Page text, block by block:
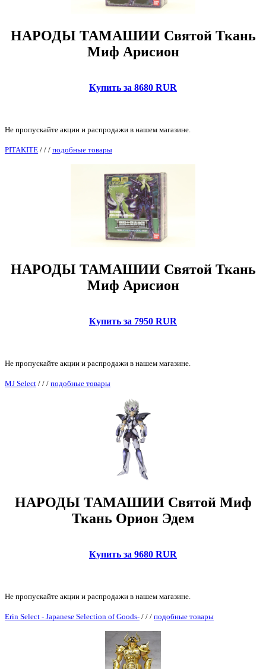
НАРОДЫ ТАМАШИИ Святой Ткань
Миф Арисион
Купить за 8680 RUR
Не пропускайте акции и распродажи в нашем магазине.
PITAKITE / / / подобные товары
НАРОДЫ ТАМАШИИ Святой Ткань
Миф Арисион
Купить за 7950 RUR
Не пропускайте акции и распродажи в нашем магазине.
MJ Select / / / подобные товары
НАРОДЫ ТАМАШИИ Святой Миф
Ткань Орион Эдем
Купить за 9680 RUR
Не пропускайте акции и распродажи в нашем магазине.
Erin Select - Japanese Selection of Goods- / / / подобные товары